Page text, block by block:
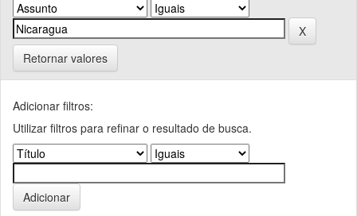
Retornar valores
Adicionar filtros:
Utilizar filtros para refinar o resultado de busca.